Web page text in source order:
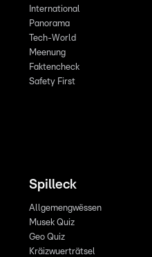
International
Panorama
Tech-World
Meenung
Faktencheck
Safety First
Spilleck
Allgemengwëssen
Musek Quiz
Geo Quiz
Kräizwuerträtsel